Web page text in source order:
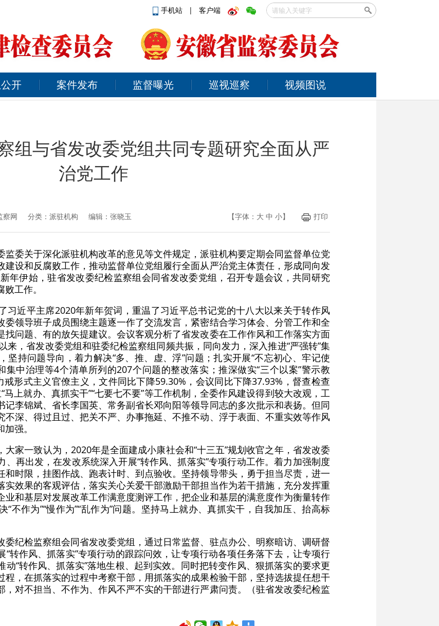
手机站 | 客户端
开 案件发布 监督曝光 巡视巡察 视频图说
组与省发改委党组共同专题研究全面从严
治党工作
察网 分类：派驻机构 编辑：张晓玉 【字体： 大 中 小】 打印
监委关于深化派驻机构改革的意见等文件规定，派驻机构要定期会同监督单位党
设和反腐败工作，推动监督单位党组履行全面从严治党主体责任，形成同向发
年伊始，驻省发改委纪检监察组会同省发改委党组，召开专题会议，共同研究
工作。
习近平主席2020年新年贺词，重温了习近平总书记党的十八大以来关于转作风
领导班子成员围绕主题逐一作了交流发言，紧密结合学习体会、分管工作和全
问题、有的放矢提建议。会议客观分析了省发改委在工作作风和工作落实方面
来，省发改委党组和驻委纪检监察组同频共振，同向发力，深入推进“严强转”集
坚持问题导向，着力解决“多、推、虚、浮”问题；扎实开展“不忘初心、牢记使
集中治理等4个清单所列的207个问题的整改落实；推深做实“三个以案”警示教
戒形式主义官僚主义，文件同比下降59.30%，会议同比下降37.93%，督查检查
上就办、真抓实干”“七要七不要”等工作机制，全委作风建设得到较大改观，工
李锦斌、省长李国英、常务副省长邓向阳等领导同志的多次批示和表扬。但同
不深、得过且过、把关不严、办事拖延、不推不动、浮于表面、不重实效等作风
强。
家一致认为，2020年是全面建成小康社会和“十三五”规划收官之年，省发改委
再出发，在发改系统深入开展“转作风、抓落实”专项行动工作。着力加强制度
时限，挂图作战、跑表计时、到点验收。坚持领导带头，勇于担当尽责，进一
实效果的客观评估，落实关心关爱干部激励干部担当作为若干措施，充分发挥重
业和基层对发展改革工作满意度测评工作，把企业和基层的满意度作为衡量转作
不作为”“慢作为”“乱作为”问题。坚持马上就办、真抓实干，自我加压、抬高标
委纪检监察组会同省发改委党组，通过日常监督、驻点办公、明察暗访、调研督
转作风、抓落实”专项行动的跟踪问效，让专项行动各项任务落下去，让专项行
“转作风、抓落实”落地生根、起到实效。同时把转变作风、狠抓落实的要求更
程，在抓落实的过程中考察干部，用抓落实的成果检验干部，坚持选拔提任想干
对不担当、不作为、作风不严不实的干部进行严肃问责。（驻省发改委纪检监